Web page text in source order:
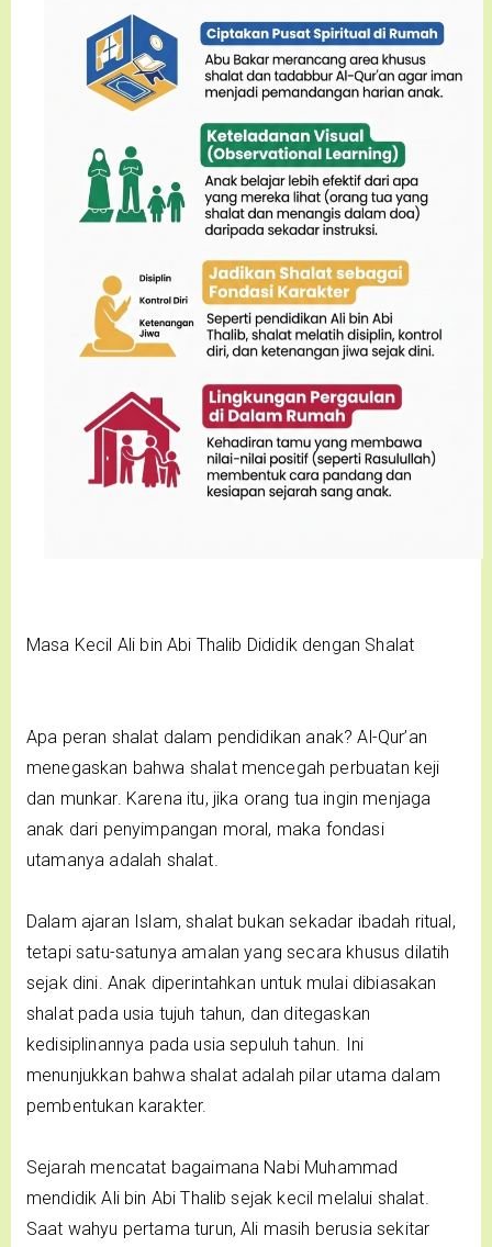
Masa Kecil Ali bin Abi Thalib Dididik dengan Shalat
Apa peran shalat dalam pendidikan anak? Al-Qur’an
menegaskan bahwa shalat mencegah perbuatan keji
dan munkar. Karena itu, jika orang tua ingin menjaga
anak dari penyimpangan moral, maka fondasi
utamanya adalah shalat.
Dalam ajaran Islam, shalat bukan sekadar ibadah ritual,
tetapi satu-satunya amalan yang secara khusus dilatih
sejak dini. Anak diperintahkan untuk mulai dibiasakan
shalat pada usia tujuh tahun, dan ditegaskan
kedisiplinannya pada usia sepuluh tahun. Ini
menunjukkan bahwa shalat adalah pilar utama dalam
pembentukan karakter.
Sejarah mencatat bagaimana Nabi Muhammad
mendidik Ali bin Abi Thalib sejak kecil melalui shalat.
Saat wahyu pertama turun, Ali masih berusia sekitar